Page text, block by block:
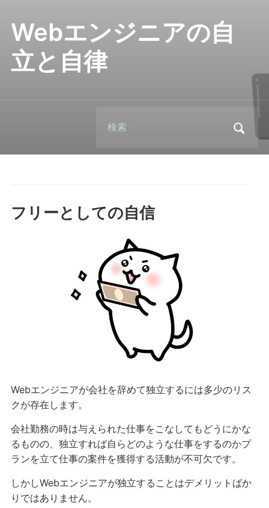
Webエンジニアの自
立と自律
for:
フリーとしての自信
Webエンジニアが会社を辞めて独立するには多少のリス
クが存在します。
会社勤務の時は与えられた仕事をこなしてもどうにかな
るものの、独立すれば自らどのような仕事をするのかプ
ランを立て仕事の案件を獲得する活動が不可欠です。
しかしWebエンジニアが独立することはデメリットばか
りではありません。